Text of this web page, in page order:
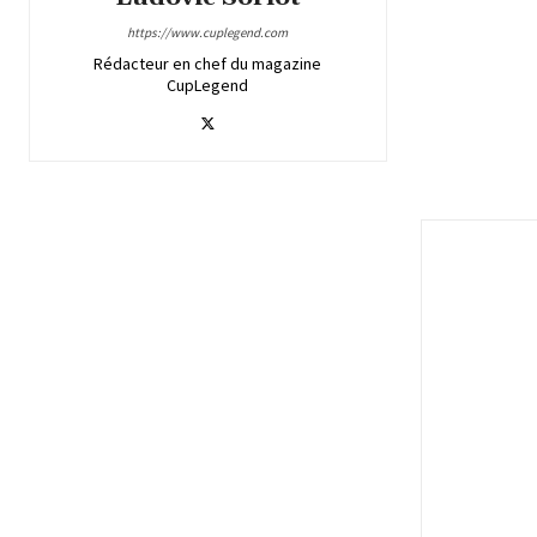
https://www.cuplegend.com
Rédacteur en chef du magazine
CupLegend